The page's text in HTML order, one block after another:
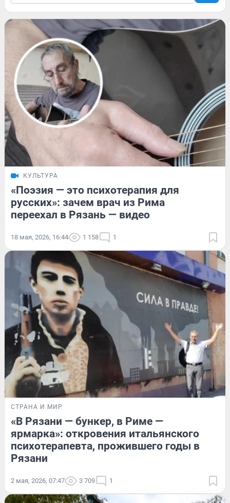
КУЛЬТУРА
«Поэзия — это психотерапия для
русских»: зачем врач из Рима
переехал в Рязань — видео
18 мая, 2026, 16:44 1 158 1
СТРАНА И МИР
«В Рязани — бункер, в Риме —
ярмарка»: откровения итальянского
психотерапевта, прожившего годы в
Рязани
2 мая, 2026, 07:47 3 709 1